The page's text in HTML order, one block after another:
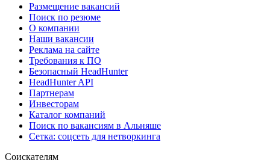
Размещение вакансий
Поиск по резюме
О компании
Наши вакансии
Реклама на сайте
Требования к ПО
Безопасный HeadHunter
HeadHunter API
Партнерам
Инвесторам
Каталог компаний
Поиск по вакансиям в Альняше
Сетка: соцсеть для нетворкинга
Соискателям